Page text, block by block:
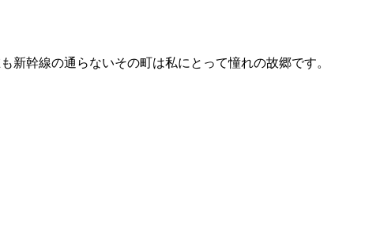
幹線の通らないその町は私にとって憧れの故郷です。